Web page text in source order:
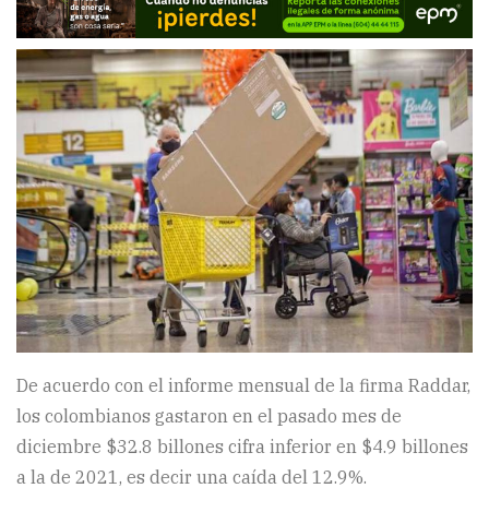
De acuerdo con el informe mensual de la firma Raddar,
los colombianos gastaron en el pasado mes de
diciembre $32.8 billones cifra inferior en $4.9 billones
a la de 2021, es decir una caída del 12.9%.